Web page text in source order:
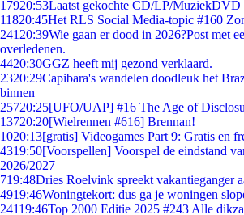
17920:53Laatst gekochte CD/LP/MuziekDVD
11820:45Het RLS Social Media-topic #160
241 20:39Wie gaan er dood in 2026?Post met
overledenen.
4420:30GGZ heeft mij gezond verklaard.
2320:29Capibara's wandelen doodleuk het
binnen
25720:25[UFO/UAP] #16 The Age of
13720:20[Wielrennen #616] Brennan!
1020:13[gratis] Videogames Part 9: Gratis en
4319:50[Voorspellen] Voorspel de eindstand
2026/2027
719:48Dries Roelvink spreekt vakantieganger
4919:46Woningtekort: dus ga je woningen
24119:46Top 2000 Editie 2025 #243 Alle